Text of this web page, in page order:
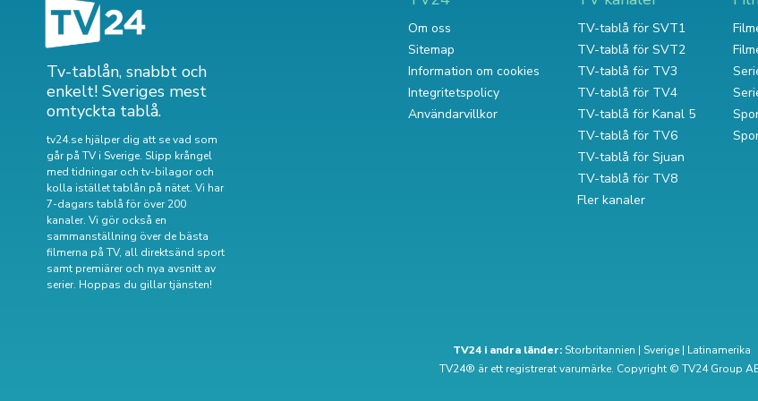
Tv-tablån, snabbt och
enkelt! Sveriges mest
omtyckta tablå.
tv24.se hjälper dig att se vad som
går på TV i Sverige. Slipp krångel
med tidningar och tv-bilagor och
kolla istället tablån på nätet. Vi har
7-dagars tablå för över 200
kanaler. Vi gör också en
sammanställning överde bästa
filmerna på TV, all direktsänd sport
samt premiärer och nya avsnitt av
serier. Hoppas du gillar tjänsten!
Om oss
Sitemap
Information om cookies
Integritetspolicy
Användarvillkor
TV-tablå för SVT1
TV-tablå för SVT2
TV-tablå för TV3
TV-tablå för TV4
TV-tablå för Kanal 5
TV-tablå för TV6
TV-tablå för Sjuan
TV-tablå för TV8
Fler kanaler
TV24 i andra länder: Storbritannien | Sverige| Latinamerika
TV24® är ett registrerat varumärke. Copyright © TV24 Group